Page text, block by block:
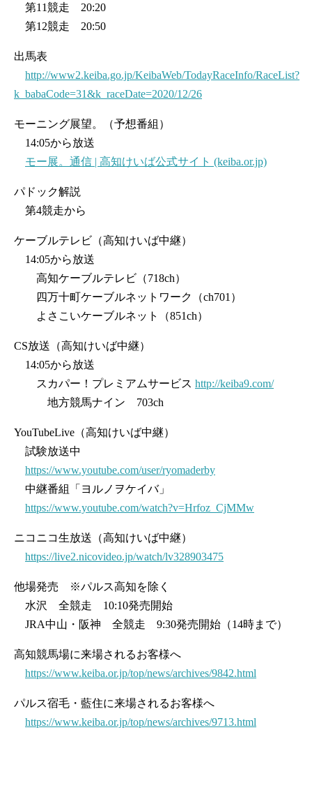
第11競走 20:20
第12競走 20:50
出馬表
http://www2.keiba.go.jp/KeibaWeb/TodayRaceInfo/RaceList?
k_babaCode=31&k_raceDate=2020/12/26
モーニング展望。（予想番組）
14:05から放送
モー展。通信 | 高知けいば公式サイト (keiba.or.jp)
パドック解説
第4競走から
ケーブルテレビ（高知けいば中継）
14:05から放送
高知ケーブルテレビ（718ch）
四万十町ケーブルネットワーク（ch701）
よさこいケーブルネット（851ch）
CS放送（高知けいば中継）
14:05から放送
スカパー！プレミアムサービス http://keiba9.com/
地方競馬ナイン 703ch
YouTubeLive（高知けいば中継）
試験放送中
https://www.youtube.com/user/ryomaderby
中継番組「ヨルノヲケイバ」
https://www.youtube.com/watch?v=Hrfoz_CjMMw
ニコニコ生放送（高知けいば中継）
https://live2.nicovideo.jp/watch/lv328903475
他場発売 ※パルス高知を除く
水沢 全競走 10:10発売開始
JRA中山・阪神 全競走 9:30発売開始（14時まで）
高知競馬場に来場されるお客様へ
https://www.keiba.or.jp/top/news/archives/9842.html
パルス宿毛・藍住に来場されるお客様へ
https://www.keiba.or.jp/top/news/archives/9713.html